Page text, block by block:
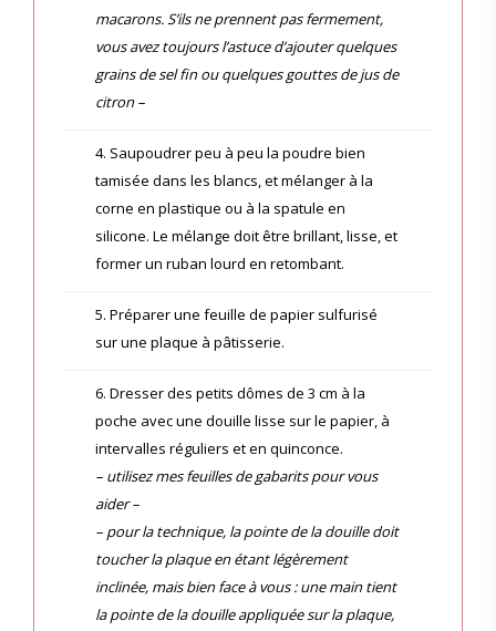
macarons. S’ils ne prennent pas fermement,
vous avez toujours l’astuce d’ajouter quelques
grains de sel fin ou quelques gouttes de jus de
citron –
4. Saupoudrer peu à peu la poudre bien
tamisée dans les blancs, et mélanger à la
corne en plastique ou à la spatule en
silicone. Le mélange doit être brillant, lisse, et
former un ruban lourd en retombant.
5. Préparer une feuille de papier sulfurisé
sur une plaque à pâtisserie.
6. Dresser des petits dômes de 3 cm à la
poche avec une douille lisse sur le papier, à
intervalles réguliers et en quinconce.
– utilisez mes feuilles de gabarits pour vous
aider –
– pour la technique, la pointe de la douille doit
toucher la plaque en étant légèrement
inclinée, mais bien face à vous : une main tient
la pointe de la douille appliquée sur la plaque,